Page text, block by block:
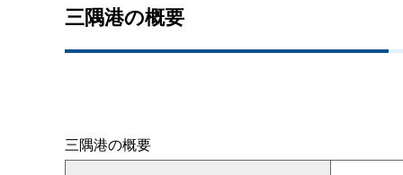
三隅港の概要
三隅港の概要